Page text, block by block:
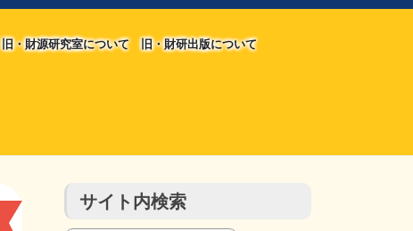
旧・財源研究室について 旧・財研出版について
サイト内検索